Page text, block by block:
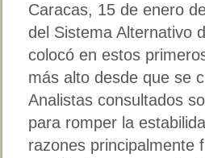
Caracas, 15 de enero
del Sistema Alternativo
colocó en estos
más alto desde que se
Analistas consultados
para romper la
razones principalmente